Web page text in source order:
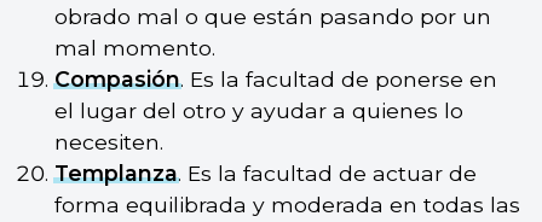
obrado mal o que están pasando por un
mal momento.
Compasión. Es la facultad de ponerse en
el lugar del otro y ayudar a quienes lo
necesiten.
Templanza. Es la facultad de actuar de
forma equilibrada y moderada en todas las